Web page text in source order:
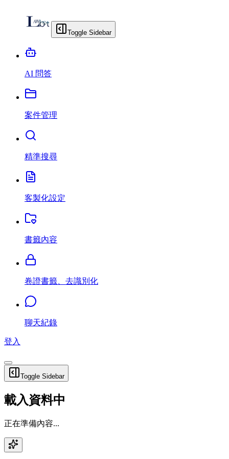
Toggle Sidebar
AI 問答
案件管理
精準搜尋
客製化設定
書籤內容
卷證書籤、去識別化
聊天紀錄
登入
Toggle Sidebar
載入資料中
正在準備內容...